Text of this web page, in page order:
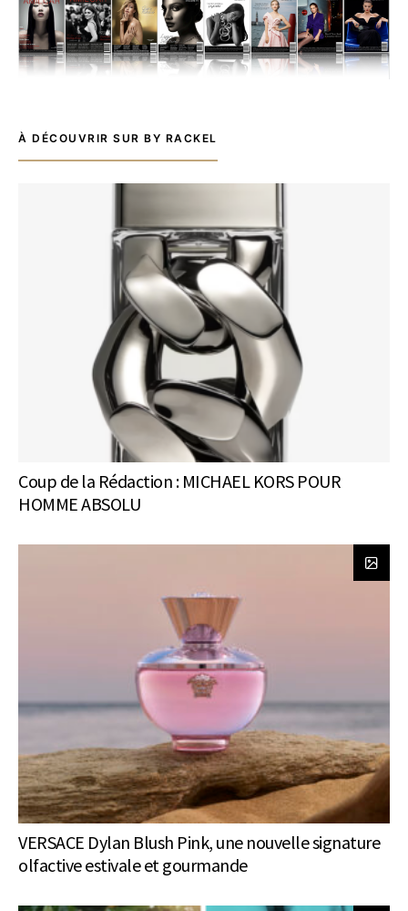
À DÉCOUVRIR SUR BY RACKEL
Coup de la Rédaction : MICHAEL KORS POUR
HOMME ABSOLU
VERSACE Dylan Blush Pink, une nouvelle signature
olfactive estivale et gourmande